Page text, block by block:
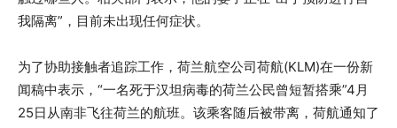
我隔离”，目前未出现任何症状。
为了协助接触者追踪工作，荷兰航空公司荷航(KLM)在一份新
闻稿中表示，“一名死于汉坦病毒的荷兰公民曾短暂搭乘”4月
25日从南非飞往荷兰的航班。该乘客随后被带离，荷航通知了